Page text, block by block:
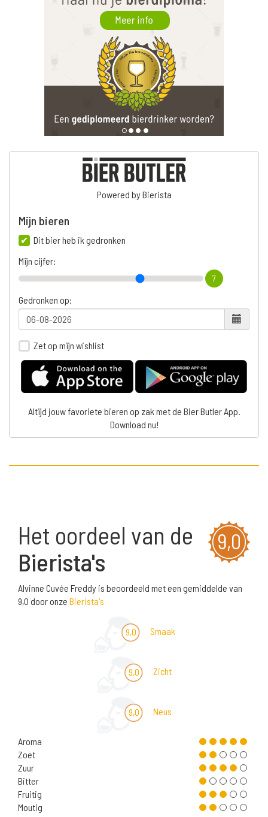
Powered by Bierista
Mijn bieren
Dit bier heb ik gedronken
Mijn cijfer:
7
Gedronken op:
Zet op mijn wishlist
Altijd jouw favoriete bieren op zak met de Bier Butler App.
Download nu!
9,0
Het oordeel van de
Bierista's
Alvinne Cuvée Freddy is beoordeeld met een gemiddelde van
9,0 door onze Bierista's
9,0 Smaak
9,0 Zicht
9,0 Neus
Aroma
Zoet
Zuur
Bitter
Fruitig
Moutig